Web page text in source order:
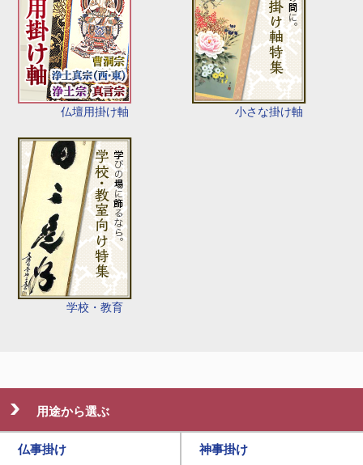
仏壇用掛け軸 小さな掛け軸
学校・教育
用途から選ぶ
仏事掛け 神事掛け